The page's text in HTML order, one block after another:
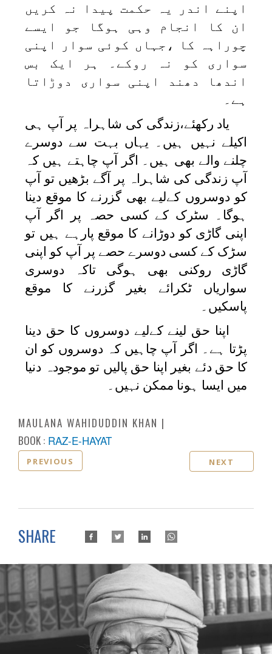
اپنے اندر یہ حکمت پیدا نہ کریں
ان کا انجام وہی ہوگا جو ایسے
چوراہہ کا ،جہاں کوئی سوار اپنی
سواری کو نہ روکے۔ ہر ایک بس
اندھا دھند اپنی سواری دوڑاتا
ہے۔
یاد رکھئے،زندگی کی شاہراہ پر آپ ہی
اکیلے نہیں ہیں۔ یہاں بہت سے دوسرے
چلنے والے بھی ہیں۔ اگر آپ چاہتے ہیں کہ
آپ زندگی کی شاہراہ پر آگے بڑھیں تو آپ
کو دوسروں کےلیے بھی گزرنے کا موقع دینا
ہوگا۔ سٹرک کے کسی حصہ پر اگر آپ
اپنی گاڑی کو دوڑانے کا موقع پارہے ہیں تو
سڑک کے کسی دوسرے حصے پر آپ کو اپنی
گاڑی روکنی بھی ہوگی تاکہ دوسری
سواریاں ٹکرائے بغیر گزرنے کا موقع
پاسکیں۔
اپنا حق لینے کےلیے دوسروں کا حق دینا
پڑتا ہے۔ اگر آپ چاہیں کہ دوسروں کو ان
کا حق دئے بغیر اپنا حق پالیں تو موجودہ دنیا
میں ایسا ہونا ممکن نہیں۔
MAULANA WAHIDUDDIN KHAN
BOOK : RAZ-E-HAYAT
PREVIOUS NEXT
SHARE